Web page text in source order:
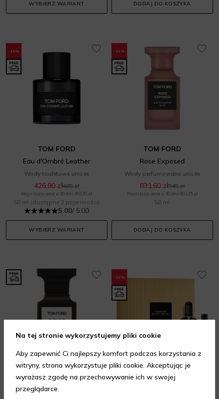
WYBIERZ WARIANT DODAJ DO KOSZYKA
-12%
TOM FORD
Eau d'Ombré Leather
Wody toaletowe unisex
426,80 zł485 zł
Najniższa cena z 30 dni: 397,70 zł
50 ml (dostępne 2 pojemności)
5.00/ 5.00
WYBIERZ WARIANT
-12%
TOM FORD
Rose Exposed
Wody perfumowane unisex
831,60 zł945 zł
Najniższa cena z 30 dni: 803,25 zł
50 ml
DODAJ DO KOSZYKA
TOM FORD
Fucking Fabulous
-12%
TOM FORD
Na tej stronie wykorzystujemy pliki cookie
Aby zapewnić Ci najlepszy komfort podczas korzystania z
witryny, strona wykorzystuje pliki cookie. Akceptując je
wyrażasz zgodę na przechowywanie ich w swojej
przeglądarce.